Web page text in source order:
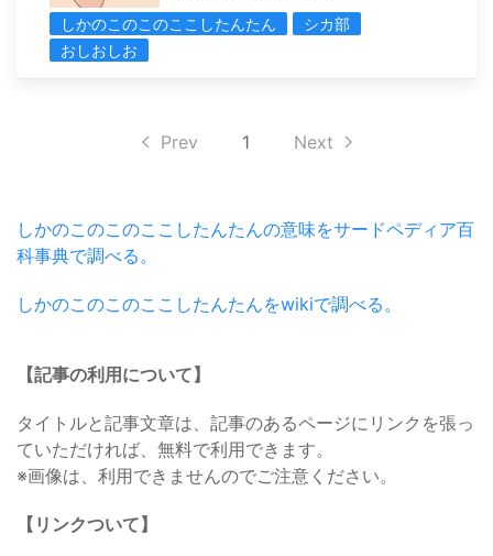
しかのこのこのここしたんたん
シカ部
おしおしお
Prev 1 Next
しかのこのこのここしたんたんの意味をサードペディア百
科事典で調べる。
しかのこのこのここしたんたんをwikiで調べる。
【記事の利用について】
タイトルと記事文章は、記事のあるページにリンクを張っ
ていただければ、無料で利用できます。
※画像は、利用できませんのでご注意ください。
【リンクついて】